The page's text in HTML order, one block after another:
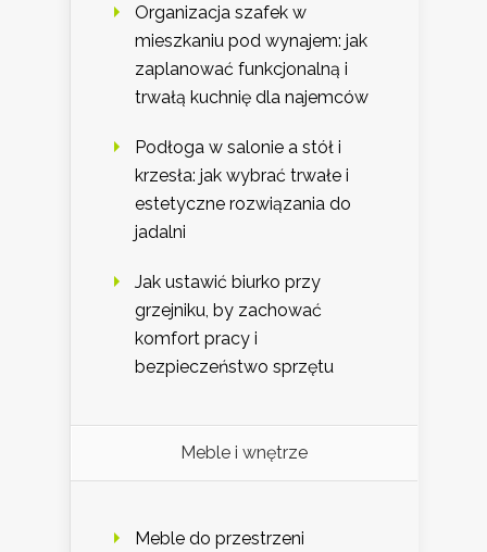
Organizacja szafek w
mieszkaniu pod wynajem: jak
zaplanować funkcjonalną i
trwałą kuchnię dla najemców
Podłoga w salonie a stół i
krzesła: jak wybrać trwałe i
estetyczne rozwiązania do
jadalni
Jak ustawić biurko przy
grzejniku, by zachować
komfort pracy i
bezpieczeństwo sprzętu
Meble i wnętrze
Meble do przestrzeni